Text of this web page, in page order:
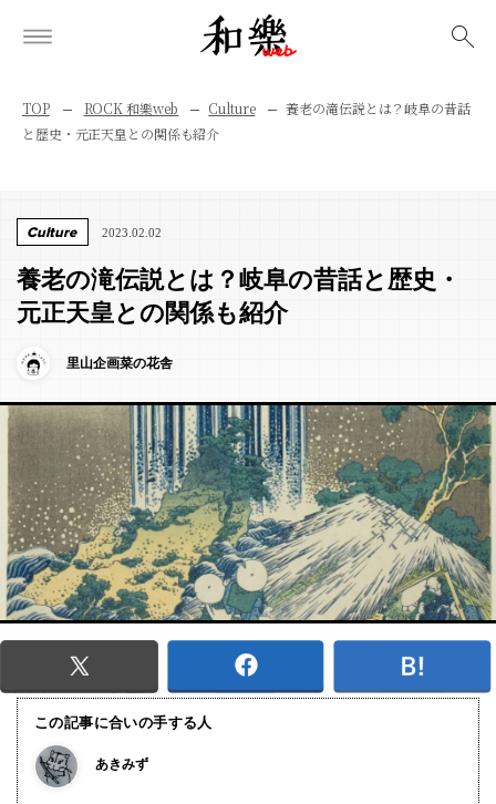
TOP ROCK 和樂web Culture
養老の滝伝説とは？岐阜の昔話
と歴史・元正天皇との関係も紹介
Culture 2023.02.02
養老の滝伝説とは？岐阜の昔話と歴史・
元正天皇との関係も紹介
里山企画菜の花舎
この記事に合いの手する人
あきみず